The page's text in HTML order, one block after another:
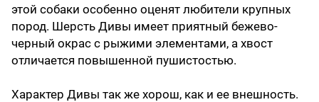
этой собаки особенно оценят любители крупных
пород. Шерсть Дивы имеет приятный бежево-
черный окрас с рыжими элементами, а хвост
отличается повышенной пушистостью.
Характер Дивы так же хорош, как и ее внешность.